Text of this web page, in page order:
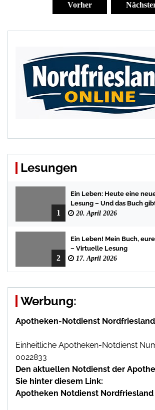
Vorher
Lesungen
1
Ein Leben: Heute eine neue
Lesung – Und das Buch
der Bredstedter
20. April 2026
2
Ein Leben! Mein Buch,
– Virtuelle Lesung
17. April 2026
Werbung:
Apotheken-Notdienst Nordfriesland
Einheitliche Apotheken-Notdienst
0022833
Den aktuellen Notdienst der
Sie hinter diesem Link:
Apotheken Notdienst Nordfriesland